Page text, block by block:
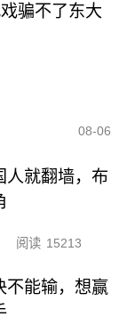
骗不了东大
08-06
人就翻墙，布
阅读 15213
不能输，想赢